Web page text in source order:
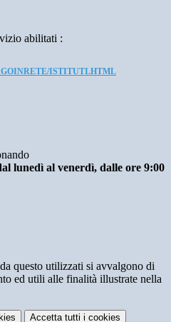
abilitati :
ISTITUTI.HTML
lunedì al venerdì, dalle ore 9:00
questo utilizzati si avvalgono di
ed utili alle finalità illustrate nella
Accetta tutti i cookies